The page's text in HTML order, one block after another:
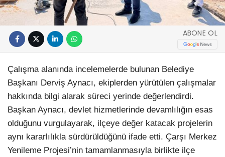
ABONE OL
Çalışma alanında incelemelerde bulunan Belediye
Başkanı Derviş Aynacı, ekiplerden yürütülen çalışmalar
hakkında bilgi alarak süreci yerinde değerlendirdi.
Başkan Aynacı, devlet hizmetlerinde devamlılığın esas
olduğunu vurgulayarak, ilçeye değer katacak projelerin
aynı kararlılıkla sürdürüldüğünü ifade etti. Çarşı Merkez
Yenileme Projesi’nin tamamlanmasıyla birlikte ilçe